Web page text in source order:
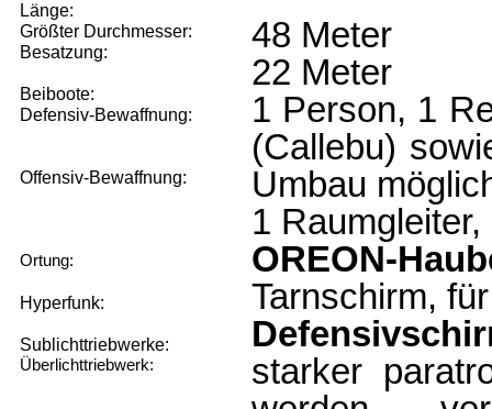
Länge:
Größter Durchmesser:
Besatzung:
Beiboote:
Defensiv-Bewaffnung:
Offensiv-Bewaffnung:
Ortung:
Hyperfunk:
Sublichttriebwerke:
Überlichttriebwerk:
48 Meter
22 Meter
1 Person, 1
(Callebu)
Umbau
1
OREON-
Tarnschirm,
starker